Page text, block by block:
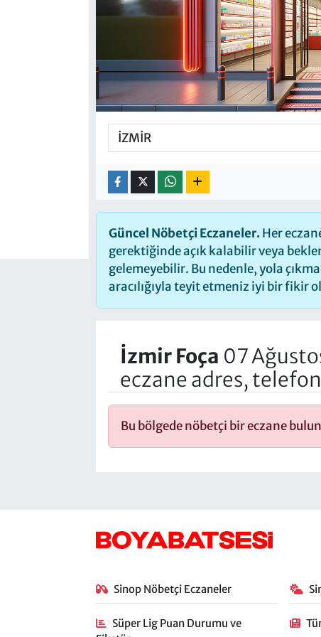
Güncel Nöbetçi Eczaneler.Her
gerektiğinde açık kalabilir veya
gelemeyebilir. Bu nedenle, yola
aracılığıyla teyit etmeniz iyi bir fikir
İzmir Foça 07
eczane adres,
Bu bölgede nöbetçi bir eczane
Sinop Nöbetçi Eczaneler
Süper Lig Puan Durumu ve